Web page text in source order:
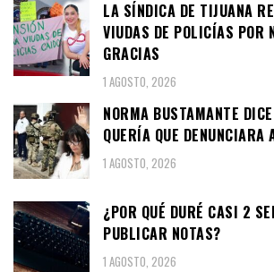
LA SÍNDICA DE TIJUANA
VIUDAS DE POLICÍAS POR
GRACIAS
1 AGOSTO, 2026
NORMA BUSTAMANTE
QUERÍA QUE DENUNCIARA
1 AGOSTO, 2026
¿POR QUÉ DURÉ CASI 2
PUBLICAR NOTAS?
1 AGOSTO, 2026